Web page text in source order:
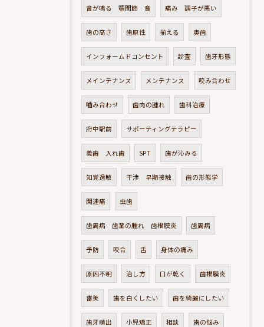
音が鳴る 顎関節 音 痛み 調子が悪い
歯の高さ 歯原性 揃える 奥歯
インフォームドコンセント 診査 歯牙形態
メインテナンス メンテナンス 咬み合わせ
嚙み合わせ 歯肉の腫れ 歯科治療
府中駅前 サポーティングテラピー
義歯 入れ歯 SPT 歯が沁みる
知覚過敏 干渉 早期接触 歯の形態学
関連痛 虫歯
歯周病 歯茎の腫れ 歯根膜炎 歯周病
予防 咬合 舌 身体の痛み
原因不明 治し方 口が乾く 歯根膜炎
審美 歯を白くしたい 歯を綺麗にしたい
歯牙萌出 小児矯正 相談 歯の悩み